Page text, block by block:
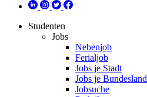
Studenten
Jobs
Nebenjob
Ferialjob
Jobs je Stadt
Jobs je Bundesland
Jobsuche